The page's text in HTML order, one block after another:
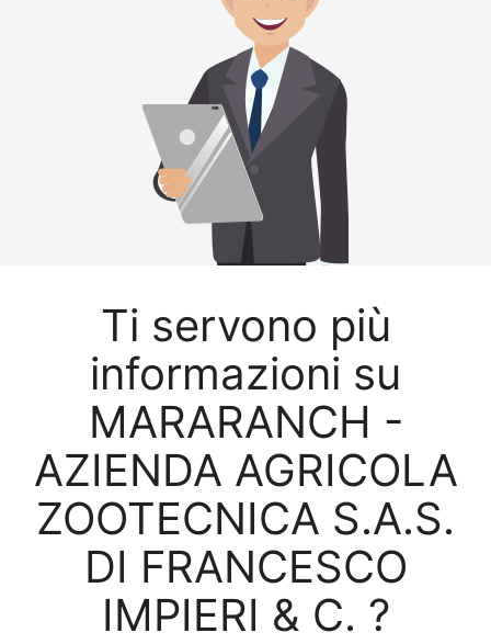
Ti servono più
informazioni su
MARARANCH -
AZIENDA AGRICOLA
ZOOTECNICA S.A.S.
DI FRANCESCO
IMPIERI & C. ?